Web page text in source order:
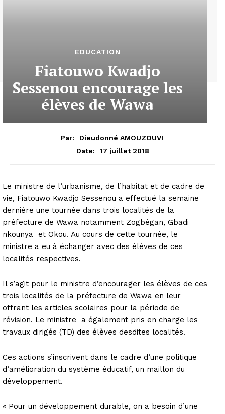
EDUCATION
Fiatouwo Kwadjo
Sessenou encourage les
élèves de Wawa
Par:
Dieudonné AMOUZOUVI
Date:
17 juillet 2018
Le ministre de l’urbanisme, de l’habitat et de cadre de
vie, Fiatouwo Kwadjo Sessenou a effectué la semaine
dernière une tournée dans trois localités de la
préfecture de Wawa notamment Zogbégan, Gbadi
nkounya et Okou. Au cours de cette tournée, le
ministre a eu à échanger avec des élèves de ces
localités respectives.
Il s’agit pour le ministre d’encourager les élèves de ces
trois localités de la préfecture de Wawa en leur
offrant les articles scolaires pour la période de
révision. Le ministre a également pris en charge les
travaux dirigés (TD) des élèves desdites localités.
Ces actions s’inscrivent dans le cadre d’une politique
d’amélioration du système éducatif, un maillon du
développement.
« Pour un développement durable, on a besoin d’une